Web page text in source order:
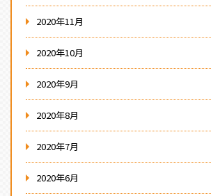
2020年11月
2020年10月
2020年9月
2020年8月
2020年7月
2020年6月